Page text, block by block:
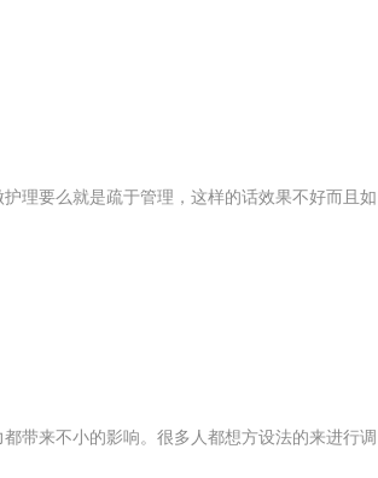
理要么就是疏于管理，这样的话效果不好而且如
带来不小的影响。很多人都想方设法的来进行调